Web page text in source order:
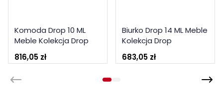
Komoda Drop 10 ML
Meble Kolekcja Drop
816,05 zł
Biurko Drop 14 ML Meble
Kolekcja Drop
683,05 zł